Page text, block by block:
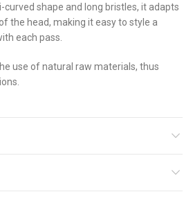
shape and long bristles, it adapts
the head, making it easy to style a
each pass.
use of natural raw materials, thus